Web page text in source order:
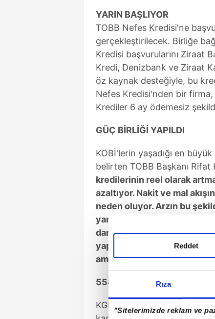
Rıza
"Sitelerimizde reklam ve
Reddet
YARIN BAŞLIYOR
TOBB Nefes Kredisi'ne
gerçekleştirilecek. Birliğe
Kredisi başvurularını Ziraat
Kredi, Denizbank ve Ziraat
öz kaynak desteğiyle, bu
Nefes Kredisi'nden bir
Krediler 6 ay ödemesiz
GÜÇ BİRLİĞİ YAPILDI
KOBİ'lerin yaşadığı en
belirten TOBB Başkanı Rifat
kredilerinin reel olarak
azaltıyor. Nakit ve mal
neden oluyor. Arzın bu
yansıyor. Buradaki
damarı KOBİ'lere destek
yaptık. KOBİ'lere uygun
amacıyla, yeni bir TOBB
558 BİN FİRMAYA KEFİL
KGF Yönetim Kurulu